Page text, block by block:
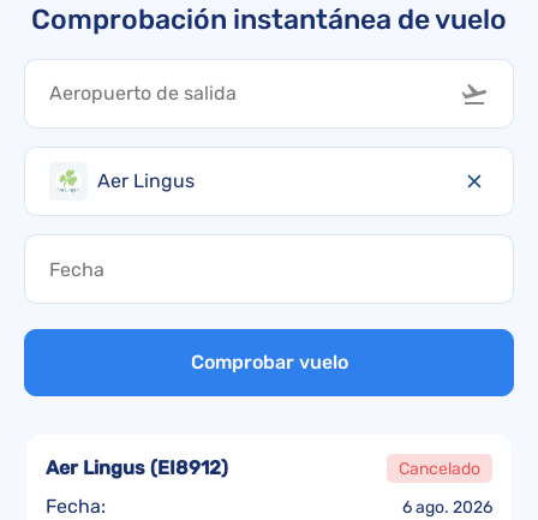
Comprobación instantánea de vuelo
Aer Lingus
Comprobar vuelo
Fecha: 6 ago. 2026
Aer Lingus (EI8912) Cancelado